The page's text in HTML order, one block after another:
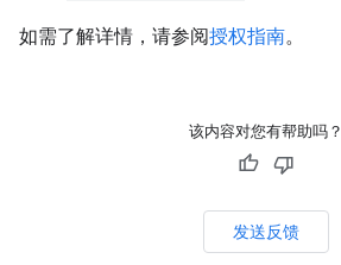
如需了解详情，请参阅授权指南。
该内容对您有帮助吗？
发送反馈